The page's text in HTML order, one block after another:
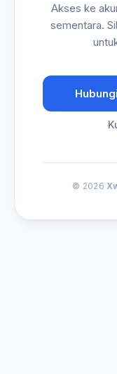
Akses ke
sementara.
© 2026